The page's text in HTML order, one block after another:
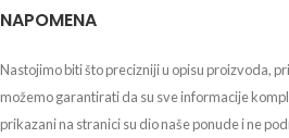
NAPOMENA
Nastojimo biti što precizniji u opisu proizvoda,
možemo garantirati da su sve informacije
prikazani na stranici su dio naše ponude i ne